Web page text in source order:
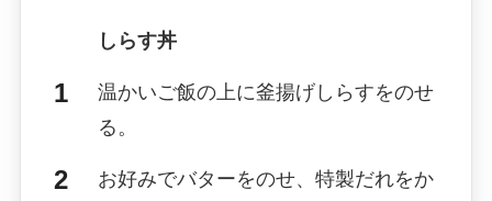
しらす丼
温かいご飯の上に釜揚げしらすをのせ
る。
お好みでバターをのせ、特製だれをか